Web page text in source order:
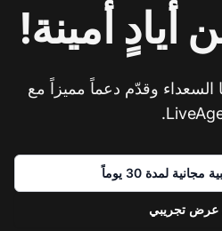
أمينة!
السعداء وقدّم دعماً مميزاً مع
لمدة 30 يوماً
عرض تجريبي